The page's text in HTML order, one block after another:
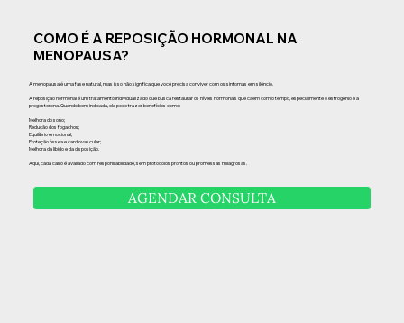
COMO É A REPOSIÇÃO HORMONAL NA
MENOPAUSA?
A menopausa é uma fase natural, mas isso não significa que você precisa conviver com os sintomas em silêncio.
A reposição hormonal é um tratamento individualizado que busca restaurar os níveis hormonais que caem com o tempo, especialmente o estrogênio e a
progesterona. Quando bem indicada, ela pode trazer benefícios como:
Melhora do sono;
Redução dos fogachos;
Equilíbrio emocional;
Proteção óssea e cardiovascular;
Melhora da libido e da disposição.
Aqui, cada caso é avaliado com responsabilidade, sem protocolos prontos ou promessas milagrosas.
AGENDAR CONSULTA